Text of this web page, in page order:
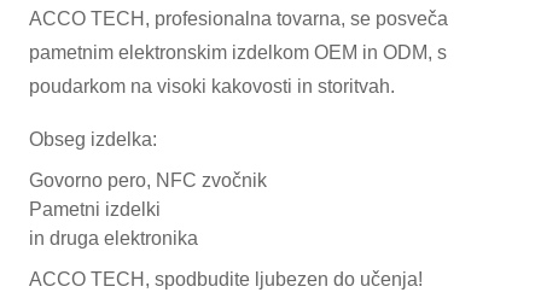
ACCO TECH, profesionalna tovarna, se posveča
pametnim elektronskim izdelkom OEM in ODM, s
poudarkom na visoki kakovosti in storitvah.
Obseg izdelka:
Govorno pero, NFC zvočnik
Pametni izdelki
in druga elektronika
ACCO TECH, spodbudite ljubezen do učenja!